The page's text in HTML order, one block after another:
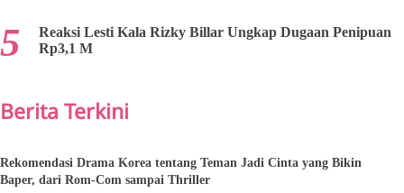
Reaksi Lesti Kala Rizky Billar Ungkap Dugaan Penipuan
Rp3,1 M
Berita Terkini
Rekomendasi Drama Korea tentang Teman Jadi Cinta yang Bikin
Baper, dari Rom-Com sampai Thriller